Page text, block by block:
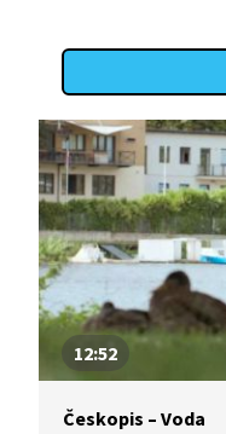
12:52
Českopis – Voda